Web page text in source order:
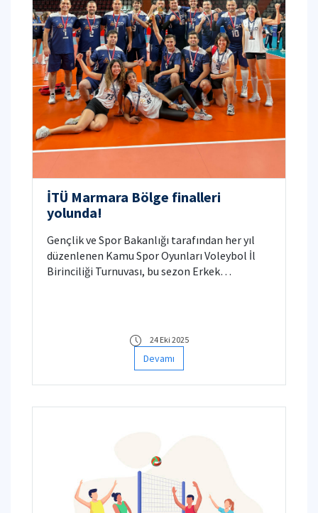
İTÜ Marmara Bölge finalleri
yolunda!
Gençlik ve Spor Bakanlığı tarafından her yıl
düzenlenen Kamu Spor Oyunları Voleybol İl
Birinciliği Turnuvası, bu sezon Erkek
2025 tarihinde başladı. 23 Ekim 2025 tarihinde
Bahçelievler Şehit Mustafa ÖZEL Spor
Salonu'nda oynanan final karşılaşmalarıyla
24 Eki 2025
Devamı